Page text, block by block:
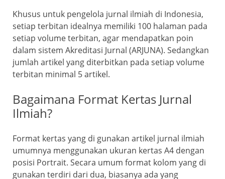
Khusus untuk pengelola jurnal ilmiah di Indonesia,
setiap terbitan idealnya memiliki 100 halaman pada
setiap volume terbitan, agar mendapatkan poin
dalam sistem Akreditasi Jurnal (ARJUNA). Sedangkan
jumlah artikel yang diterbitkan pada setiap volume
terbitan minimal 5 artikel.
Bagaimana Format Kertas Jurnal
Ilmiah?
Format kertas yang di gunakan artikel jurnal ilmiah
umumnya menggunakan ukuran kertas A4 dengan
posisi Portrait. Secara umum format kolom yang di
gunakan terdiri dari dua, biasanya ada yang